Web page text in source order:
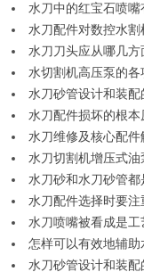
水刀中的红宝石喷嘴
水刀配件对数控水割
水刀刀头应从哪几
水切割机高压泵的各
水刀砂管设计和装配
水刀配件损坏的根本
水刀维修及核心配件
水刀切割机增压式油
水刀砂和水刀砂管都
水刀配件选择时要注
水刀喷嘴被看成是工
怎样可以有效地辅助
水刀砂管设计和装配